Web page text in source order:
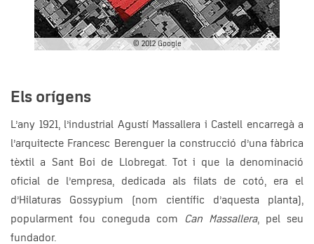
© 2012 Google
Els orígens
L’any 1921, l’industrial Agustí Massallera i Castell encarregà a
l’arquitecte Francesc Berenguer la construcció d’una fàbrica
tèxtil a Sant Boi de Llobregat. Tot i que la denominació
oficial de l’empresa, dedicada als filats de cotó, era el
d’Hilaturas Gossypium (nom científic d’aquesta planta),
popularment fou coneguda com Can Massallera, pel seu
fundador.